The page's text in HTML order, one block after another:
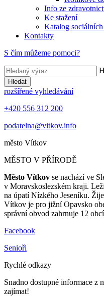
Info ze
Ke stažení
Katalog
Kontakty
S čím můžeme pomoci?
Hledat
rozšířené vyhledávání
+420 556 312 200
podatelna@vitkov.info
město Vítkov
MĚSTO V PŘÍRODĚ
Město Vítkov se nachází ve
v Moravskoslezském kraji.
na úpatí Nízkého Jeseníku.
Vítkov je pro jižní Opavsko
správní obvod zahrnuje 12
Facebook
Senioři
Rychlé odkazy
Snadno dostupné informace z
zajímat!